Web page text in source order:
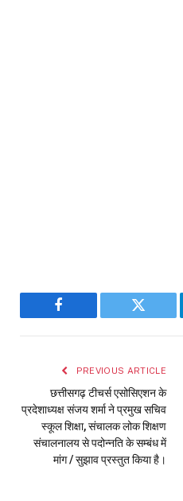
Facebook Twitter
PREVIOUS ARTICLE
छत्तीसगढ़ टीचर्स एसोसिएशन के
प्रदेशाध्यक्ष संजय शर्मा ने प्रमुख सचिव
स्कूल शिक्षा, संचालक लोक शिक्षण
संचालनालय से पदोन्नति के सम्बंध में
मांग / सुझाव प्रस्तुत किया है।